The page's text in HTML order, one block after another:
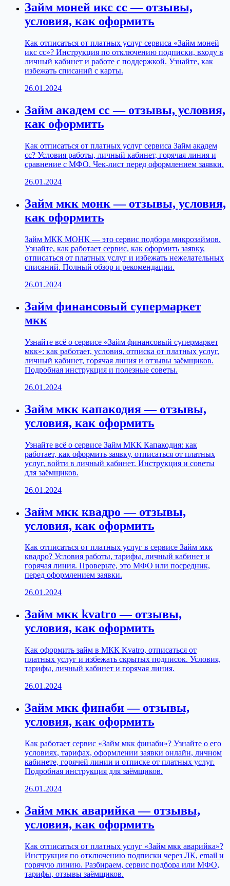
Займ моней икс сс — отзывы,
условия, как оформить
Как отписаться от платных услуг сервиса «Займ моней
икс сс»? Инструкция по отключению подписки, входу в
личный кабинет и работе с поддержкой. Узнайте, как
избежать списаний с карты.
26.01.2024
Займ академ сс — отзывы, условия,
как оформить
Как отписаться от платных услуг сервиса Займ академ
сс? Условия работы, личный кабинет, горячая линия и
сравнение с МФО. Чек-лист перед оформлением заявки.
26.01.2024
Займ мкк монк — отзывы, условия,
как оформить
Займ МКК МОНК — это сервис подбора микрозаймов.
Узнайте, как работает сервис, как оформить заявку,
отписаться от платных услуг и избежать нежелательных
списаний. Полный обзор и рекомендации.
26.01.2024
Займ финансовый супермаркет
мкк
Узнайте всё о сервисе «Займ финансовый супермаркет
мкк»: как работает, условия, отписка от платных услуг,
личный кабинет, горячая линия и отзывы заёмщиков.
Подробная инструкция и полезные советы.
26.01.2024
Займ мкк капакодия — отзывы,
условия, как оформить
Узнайте всё о сервисе Займ МКК Капакодия: как
работает, как оформить заявку, отписаться от платных
услуг, войти в личный кабинет. Инструкция и советы
для заёмщиков.
26.01.2024
Займ мкк квадро — отзывы,
условия, как оформить
Как отписаться от платных услуг в сервисе Займ мкк
квадро? Условия работы, тарифы, личный кабинет и
горячая линия. Проверьте, это МФО или посредник,
перед оформлением заявки.
26.01.2024
Займ мкк kvatro — отзывы,
условия, как оформить
Как оформить займ в МКК Kvatro, отписаться от
платных услуг и избежать скрытых подписок. Условия,
тарифы, личный кабинет и горячая линия.
26.01.2024
Займ мкк финаби — отзывы,
условия, как оформить
Как работает сервис «Займ мкк финаби»? Узнайте о его
условиях, тарифах, оформлении заявки онлайн, личном
кабинете, горячей линии и отписке от платных услуг.
Подробная инструкция для заёмщиков.
26.01.2024
Займ мкк аварийка — отзывы,
условия, как оформить
Как отписаться от платных услуг «Займ мкк аварийка»?
Инструкция по отключению подписки через ЛК, email и
горячую линию. Разбираем, сервис подбора или МФО,
тарифы, отзывы заёмщиков.